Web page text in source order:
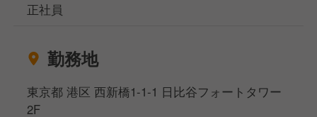
正社員
勤務地
東京都 港区 西新橋1-1-1 日比谷フォートタワー
2F